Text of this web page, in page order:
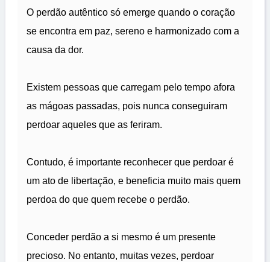
O perdão autêntico só emerge quando o coração
se encontra em paz, sereno e harmonizado com a
causa da dor.
Existem pessoas que carregam pelo tempo afora
as mágoas passadas, pois nunca conseguiram
perdoar aqueles que as feriram.
Contudo, é importante reconhecer que perdoar é
um ato de libertação, e beneficia muito mais quem
perdoa do que quem recebe o perdão.
Conceder perdão a si mesmo é um presente
precioso. No entanto, muitas vezes, perdoar